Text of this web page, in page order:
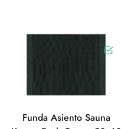
Funda Asiento Sauna